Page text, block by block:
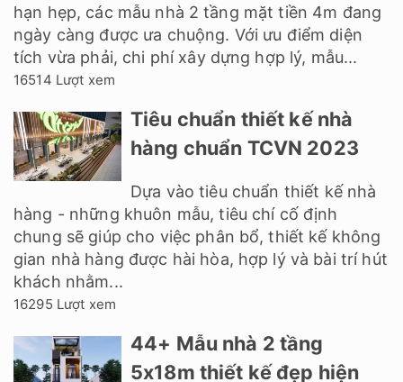
hạn hẹp, các mẫu nhà 2 tầng mặt tiền 4m đang
ngày càng được ưa chuộng. Với ưu điểm diện
tích vừa phải, chi phí xây dựng hợp lý, mẫu...
16514 Lượt xem
Tiêu chuẩn thiết kế nhà
hàng chuẩn TCVN 2023
Dựa vào tiêu chuẩn thiết kế nhà
hàng - những khuôn mẫu, tiêu chí cố định
chung sẽ giúp cho việc phân bổ, thiết kế không
gian nhà hàng được hài hòa, hợp lý và bài trí hút
khách nhằm...
16295 Lượt xem
44+ Mẫu nhà 2 tầng
5x18m thiết kế đẹp hiện